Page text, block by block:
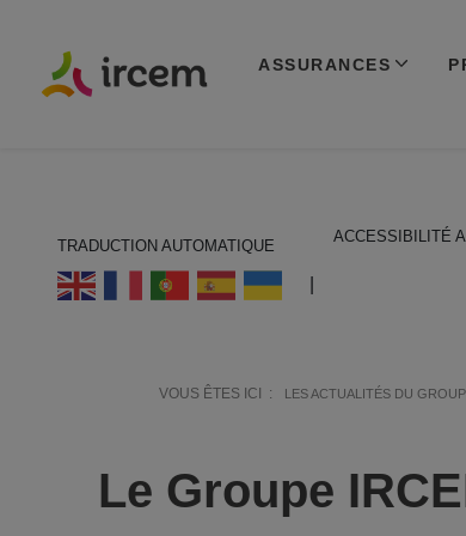
ASSURANCES
TRADUCTION AUTOMATIQUE
ACCESSIBILITÉ
VOUS ÊTES ICI : LES ACTUALITÉS DU
Le Groupe